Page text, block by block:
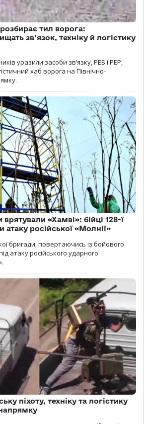
тил ворога:
зв’язок, техніку й логістику
уразили засоби зв’язку, РЕБ і РЕР,
хаб ворога на Північно-
врятували «Хамві»: бійці 128-ї
російської «Молнії»
бригади, повертаючись із бойового
атаку російського ударного
піхоту, техніку та логістику